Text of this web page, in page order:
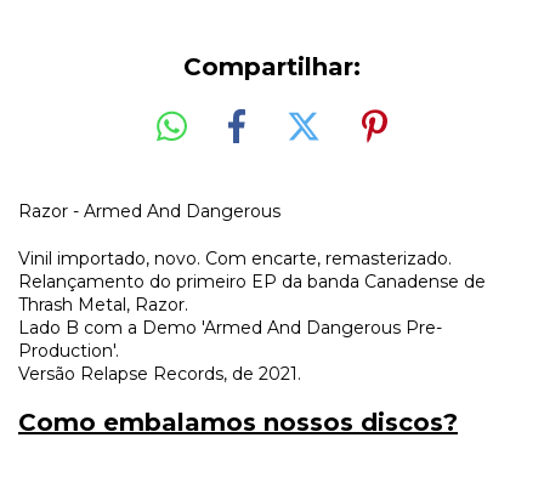
Compartilhar:
Razor - Armed And Dangerous
Vinil importado, novo. Com encarte, remasterizado.
Relançamento do primeiro EP da banda Canadense de
Thrash Metal, Razor.
Lado B com a Demo 'Armed And Dangerous Pre-
Production'.
Versão Relapse Records, de 2021.
Como embalamos nossos discos?